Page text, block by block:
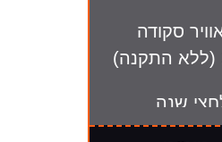
סקודה
שנה